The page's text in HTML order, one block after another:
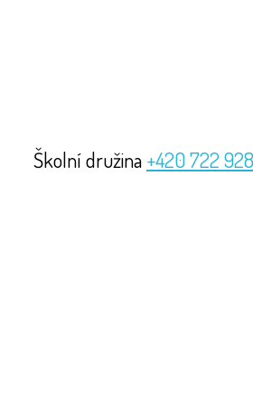
Školní družina +420 722